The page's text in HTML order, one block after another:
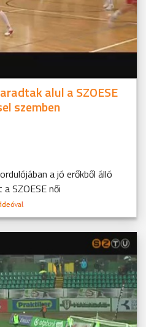
alul a SZOESE
szemben
a jó erőkből álló
SZOESE női